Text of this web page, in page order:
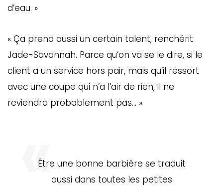
d’eau. »
« Ça prend aussi un certain talent, renchérit
Jade-Savannah. Parce qu’on va se le dire, si le
client a un service hors pair, mais qu’il ressort
avec une coupe qui n’a l’air de rien, il ne
reviendra probablement pas… »
Être une bonne barbière se traduit
aussi dans toutes les petites